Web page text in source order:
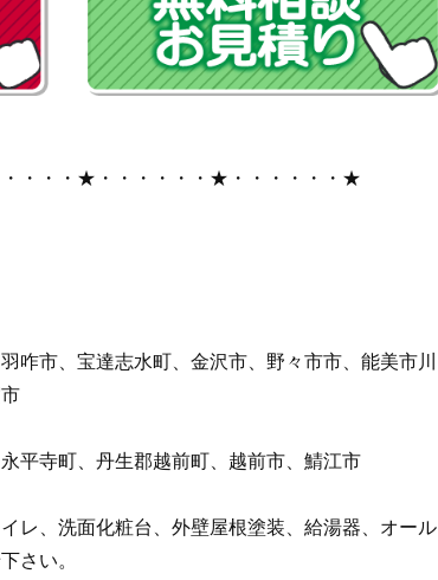
・・・★・・・・・・★・・・・・・★
咋市、宝達志水町、金沢市、野々市市、能美市川
平寺町、丹生郡越前町、越前市、鯖江市
レ、洗面化粧台、外壁屋根塗装、給湯器、オール
さい。